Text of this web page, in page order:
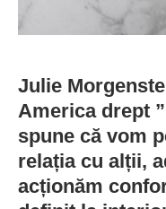
Julie
America drept
spune că vom
relația cu alții,
acționăm